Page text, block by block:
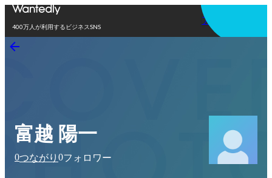
400万人が利用するビジネスSNS
アプリを使う
富越 陽一
0つながり 0フォロワー